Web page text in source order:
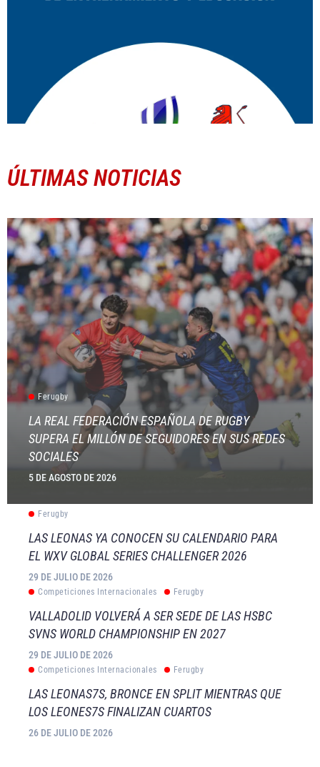
ÚLTIMAS NOTICIAS
Ferugby
LA REAL FEDERACIÓN ESPAÑOLA DE RUGBY
SUPERA EL MILLÓN DE SEGUIDORES EN SUS REDES
SOCIALES
5 DE AGOSTO DE 2026
Ferugby
LAS LEONAS YA CONOCEN SU CALENDARIO PARA
EL WXV GLOBAL SERIES CHALLENGER 2026
29 DE JULIO DE 2026
Competiciones Internacionales Ferugby
VALLADOLID VOLVERÁ A SER SEDE DE LAS HSBC
SVNS WORLD CHAMPIONSHIP EN 2027
29 DE JULIO DE 2026
Competiciones Internacionales Ferugby
LAS LEONAS7S, BRONCE EN SPLIT MIENTRAS QUE
LOS LEONES7S FINALIZAN CUARTOS
26 DE JULIO DE 2026